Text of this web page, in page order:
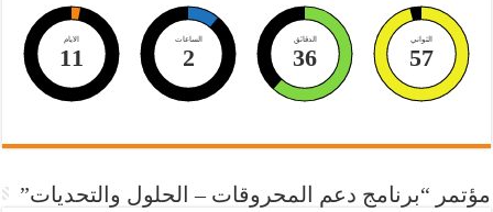
الايام
11
الساعات
2
الدقائق
36
الثواني
56
مؤتمر “برنامج دعم المحروقات – الحلول والتحديات”